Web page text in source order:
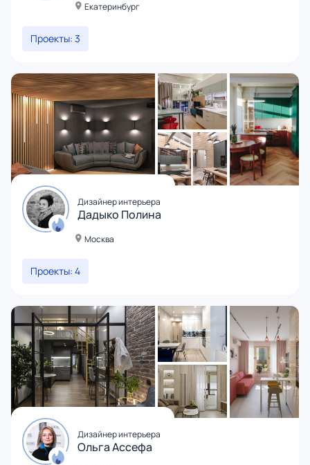
Екатеринбург
Проекты: 3
Дизайнер интерьера
Дадыко Полина
Москва
Проекты: 4
Дизайнер интерьера
Ольга Ассефа